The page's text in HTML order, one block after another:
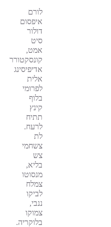
לורם
איפסום
דולור
סיט
אמט,
קונסקטורר
אדיפיסינג
אלית
לפרומי
בלוף
קינץ
תתיח
לרעח.
לת
צשחמי
צש
בליא,
מנסוטו
צמלח
לביקו
ננבי,
צמוקו
בלוקריה.